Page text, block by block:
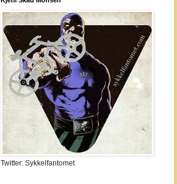
Twitter: Sykkelfantomet